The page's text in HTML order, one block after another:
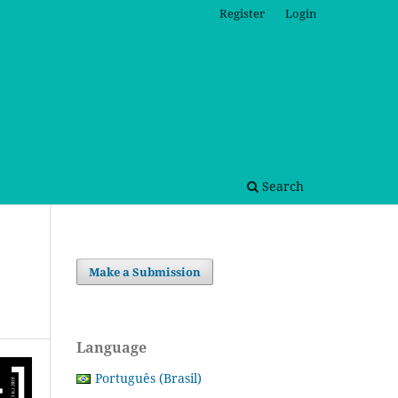
Search
Register Login
Make a Submission
Language
Português (Brasil)